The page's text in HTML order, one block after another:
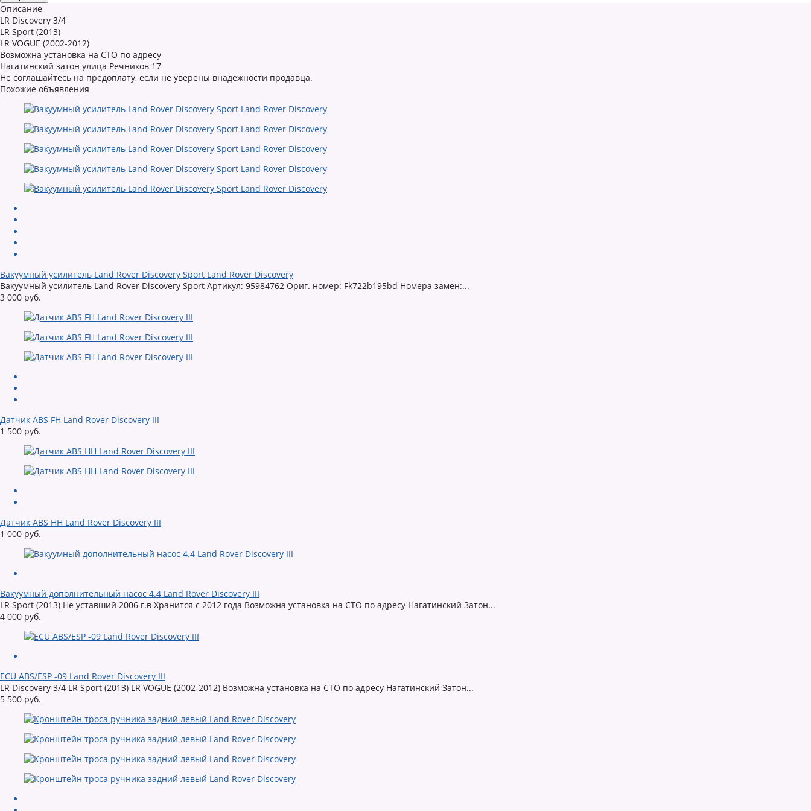
Описание
LR Discovery 3/4
LR Sport (2013)
LR VOGUE (2002-2012)
Возможна установка на СТО по адресу
Нагатинский затон улица Речников 17
Не соглашайтесь на предоплату, если не уверены внадежности продавца.
Похожие объявления
Вакуумный усилитель Land Rover Discovery Sport Land Rover Discovery
Вакуумный усилитель Land Rover Discovery Sport Артикул: 95984762 Ориг. номер: Fk722b195bd Номера замен:...
3 000 руб.
Датчик ABS FH Land Rover Discovery III
1 500 руб.
Датчик ABS HH Land Rover Discovery III
1 000 руб.
Вакуумный дополнительный насос 4.4 Land Rover Discovery III
LR Sport (2013) Не уставший 2006 г.в Хранится с 2012 года Возможна установка на СТО по адресу Нагатинский Затон...
4 000 руб.
ECU ABS/ESP -09 Land Rover Discovery III
LR Discovery 3/4 LR Sport (2013) LR VOGUE (2002-2012) Возможна установка на СТО по адресу Нагатинский Затон...
5 500 руб.